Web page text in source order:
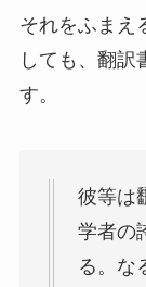
それをふまえ
しても、翻訳
す。
彼等は
学者の
る。な